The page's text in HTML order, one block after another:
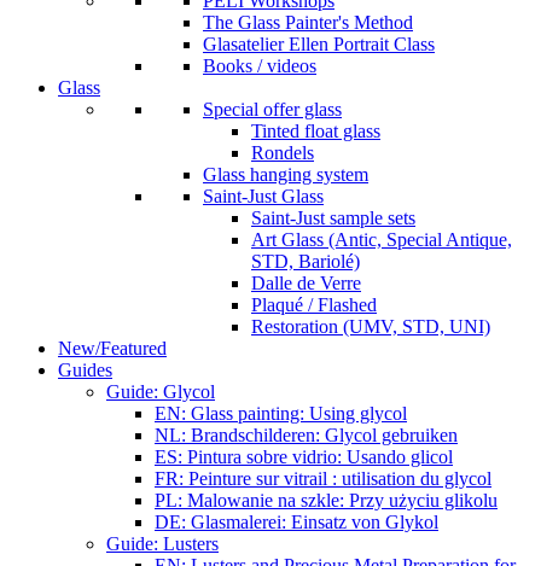
The Glass Painter's Method
Glasatelier Ellen Portrait Class
Books / videos
Glass
Special offer glass
Tinted float glass
Rondels
Glass hanging system
Saint-Just Glass
Saint-Just sample sets
Art Glass (Antic, Special Antique,
STD, Bariolé)
Dalle de Verre
Plaqué / Flashed
Restoration (UMV, STD, UNI)
New/Featured
Guides
Guide: Glycol
EN: Glass painting: Using glycol
NL: Brandschilderen: Glycol gebruiken
ES: Pintura sobre vidrio: Usando glicol
FR: Peinture sur vitrail : utilisation du glycol
PL: Malowanie na szkle: Przy użyciu glikolu
DE: Glasmalerei: Einsatz von Glykol
Guide: Lusters